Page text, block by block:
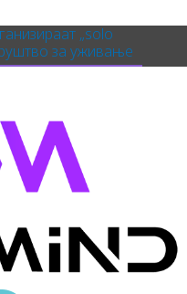
„solo
за уживање